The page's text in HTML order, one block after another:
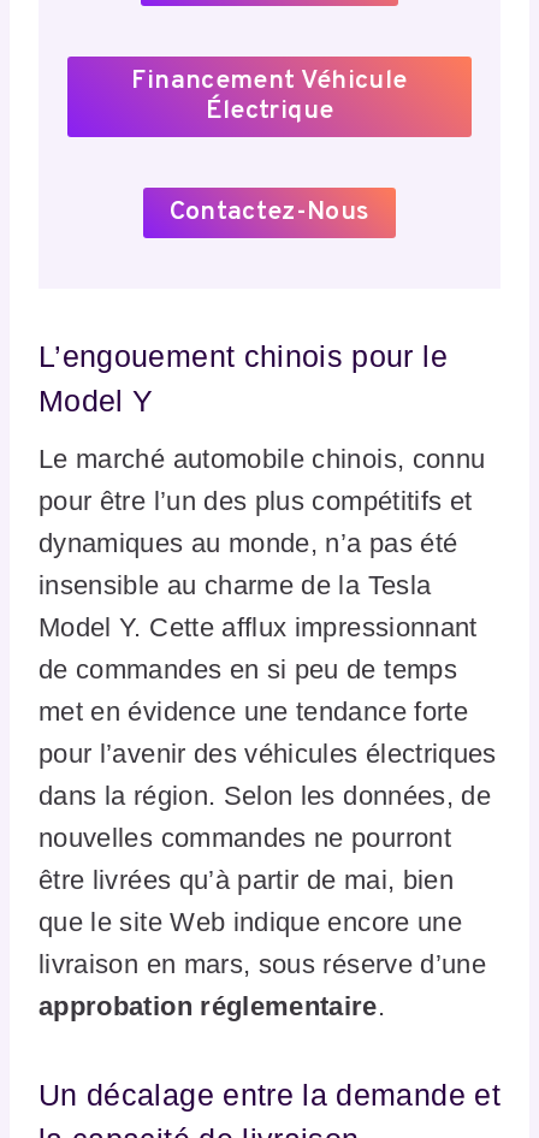
Financement Véhicule
Électrique
Contactez-Nous
L’engouement chinois pour le
Model Y
Le marché automobile chinois, connu
pour être l’un des plus compétitifs et
dynamiques au monde, n’a pas été
insensible au charme de la Tesla
Model Y. Cette afflux impressionnant
de commandes en si peu de temps
met en évidence une tendance forte
pour l’avenir des véhicules électriques
dans la région. Selon les données, de
nouvelles commandes ne pourront
être livrées qu’à partir de mai, bien
que le site Web indique encore une
livraison en mars, sous réserve d’une
approbation réglementaire.
Un décalage entre la demande et